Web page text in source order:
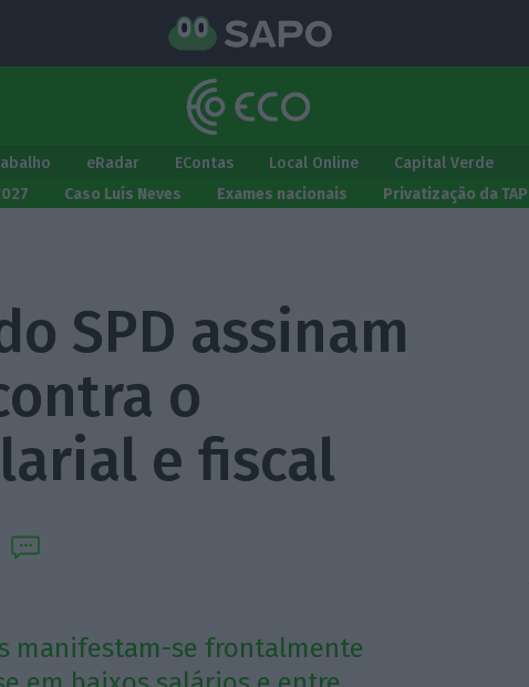
eRadar EContas Local Online Capital Verde
Caso Luís Neves Exames nacionais Privatização da TAP
SPD assinam
o
e fiscal
manifestam-se frontalmente